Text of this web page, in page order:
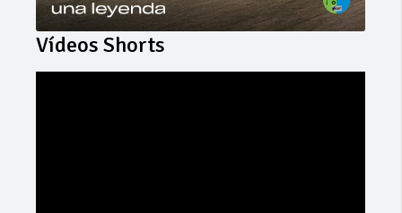
Vídeos Shorts